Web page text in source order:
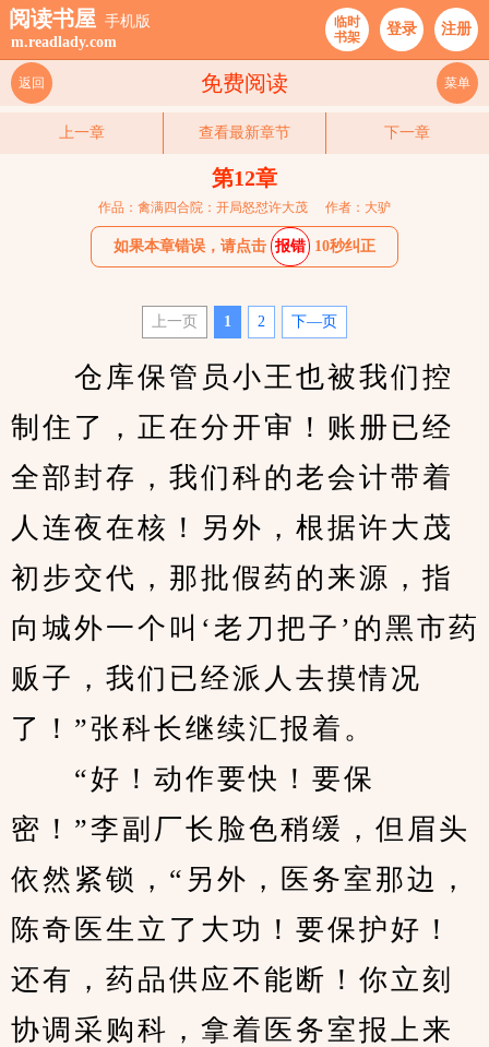
阅读书屋 手机版
m.readlady.com
临时
书架
登录 注册
免费阅读
返回 菜单
上一章 查看最新章节 下一章
第12章
作品：禽满四合院：开局怒怼许大茂 作者：大驴
如果本章错误，请点击 报错 10秒纠正
上一页 1 2 下—页
仓库保管员小王也被我们控
制住了，正在分开审！账册已经
全部封存，我们科的老会计带着
人连夜在核！另外，根据许大茂
初步交代，那批假药的来源，指
向城外一个叫‘老刀把子’的黑市药
贩子，我们已经派人去摸情况
了！”张科长继续汇报着。
“好！动作要快！要保
密！”李副厂长脸色稍缓，但眉头
依然紧锁，“另外，医务室那边，
陈奇医生立了大功！要保护好！
还有，药品供应不能断！你立刻
协调采购科，拿着医务室报上来